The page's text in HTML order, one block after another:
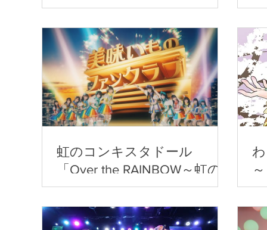
虹のコンキスタドール
「Over the RAINBOW～虹の
上にも７年！～」